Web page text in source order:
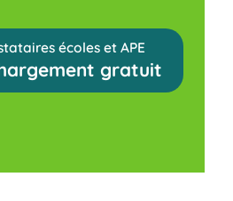
écoles et APE
gratuit